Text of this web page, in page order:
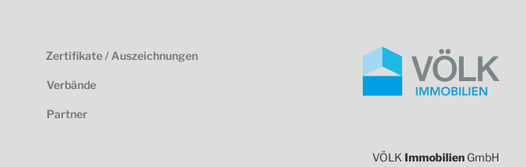
Zertifikate / Auszeichnungen
Verbände
Partner
VÖLK Immobilien GmbH